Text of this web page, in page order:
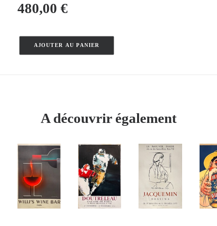
480,00 €
1925
AJOUTER AU PANIER
A découvrir également